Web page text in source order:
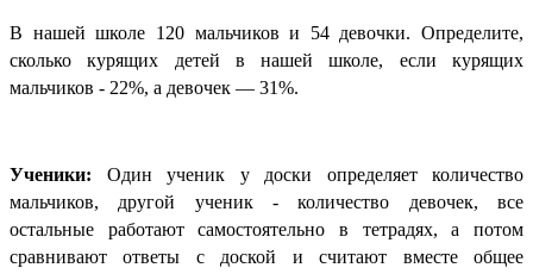
В нашей школе 120 мальчиков и 54 девочки. Определите,
сколько курящих детей в нашей школе, если курящих
мальчиков - 22%, а девочек — 31%.
Ученики: Один ученик у доски определяет количество
мальчиков, другой ученик - количество девочек, все
остальные работают самостоятельно в тетрадях, а потом
сравнивают ответы с доской и считают вместе общее